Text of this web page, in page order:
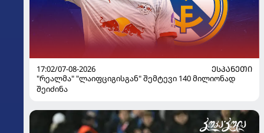
17:02/07-08-2026
ᲔᲡᲞᲐᲜᲔᲗᲘ
"რეალმა" "ლაიფციგისგან" შემტევი 140 მილიონად
შეიძინა